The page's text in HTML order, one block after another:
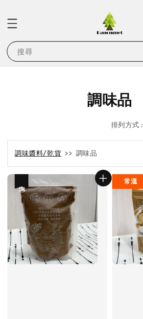
搜尋
調味品
排列方式 :
調味醬料/乾貨 >> 調味品
常溫